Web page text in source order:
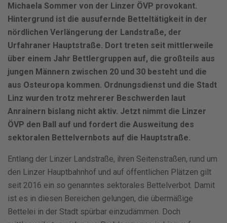
Michaela Sommer von der Linzer ÖVP provokant.
Hintergrund ist die ausufernde Betteltätigkeit in der
nördlichen Verlängerung der Landstraße, der
Urfahraner Hauptstraße. Dort treten seit mittlerweile
über einem Jahr Bettlergruppen auf, die großteils aus
jungen Männern zwischen 20 und 30 besteht und die
aus Osteuropa kommen. Ordnungsdienst und die Stadt
Linz wurden trotz mehrerer Beschwerden laut
Anrainern bislang nicht aktiv. Jetzt nimmt die Linzer
ÖVP den Ball auf und fordert die Ausweitung des
sektoralen Bettelvernbots auf die Hauptstraße.
Entlang der Linzer Landstraße, ihren Seitenstraßen, rund um
den Linzer Hauptbahnhof und auf öffentlichen Plätzen gilt
seit 2016 ein so genanntes sektorales Bettelverbot. Damit
ist es in diesen Bereichen gelungen, die übermäßige
Bettelei in der Stadt spürbar einzudämmen. Doch